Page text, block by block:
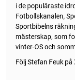
i de populäraste
Fotbollskanalen,
Sportbibelns
mästerskap, som
vinter-OS och
Följ Stefan Feuk på